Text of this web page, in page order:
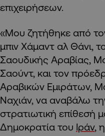
επιχειρήσεων.
«Μου ζητήθηκε από
μπιν Χάμαντ αλ Θάνι,
Σαουδικής Αραβίας,
Σαούντ, και τον
Αραβικών Εμιράτων,
Ναχιάν, να αναβάλω
στρατιωτική επίθεσή
Δημοκρατία του Ιράν,